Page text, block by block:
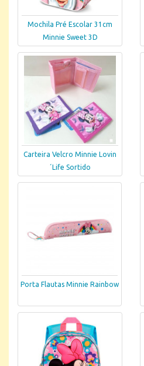
Mochila Pré Escolar 31cm
Minnie Sweet 3D
Carteira Velcro Minnie Lovin
´Life Sortido
Porta Flautas Minnie Rainbow